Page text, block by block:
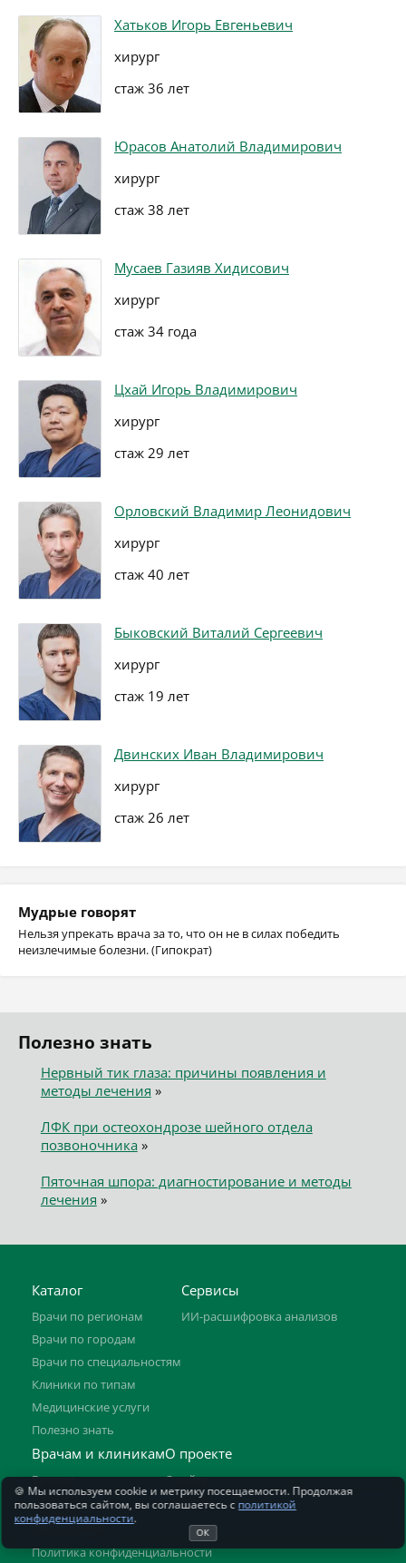
Хатьков Игорь Евгеньевич
хирург
стаж 36 лет
Юрасов Анатолий Владимирович
хирург
стаж 38 лет
Мусаев Газияв Хидисович
хирург
стаж 34 года
Цхай Игорь Владимирович
хирург
стаж 29 лет
Орловский Владимир Леонидович
хирург
стаж 40 лет
Быковский Виталий Сергеевич
хирург
стаж 19 лет
Двинских Иван Владимирович
хирург
стаж 26 лет
Мудрые говорят
Нельзя упрекать врача за то, что он не в силах победить
неизлечимые болезни. (Гипократ)
Полезно знать
Нервный тик глаза: причины появления и
методы лечения »
ЛФК при остеохондрозе шейного отдела
позвоночника»
Пяточная шпора: диагностирование и методы
лечения »
Каталог
Врачи по регионам
Врачи по городам
Врачи по специальностям
Клиники по типам
Медицинские услуги
Полезно знать
Сервисы
ИИ-расшифровка анализов
Врачам и клиникам
Врачам
Клиникам
О проекте
О сайте
Контакты
Документы
Политика конфиденциальности
🍪 Мы используем cookie и метрику посещаемости. Продолжая
пользоваться сайтом, вы соглашаетесь с политикой
конфиденциальности.
ОК